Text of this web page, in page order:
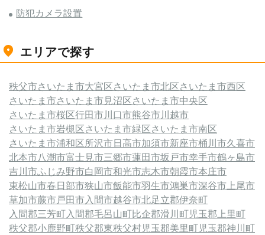
防犯カメラ設置
エリアで探す
秩父市さいたま市大宮区さいたま市北区さいたま市西区
さいたま市さいたま市見沼区さいたま市中央区
さいたま市桜区行田市川口市熊谷市川越市
さいたま市岩槻区さいたま市緑区さいたま市南区
さいたま市浦和区所沢市日高市加須市新座市桶川市久喜市
北本市八潮市富士見市三郷市蓮田市坂戸市幸手市鶴ヶ島市
吉川市ふじみ野市白岡市和光市志木市朝霞市本庄市
東松山市春日部市狭山市飯能市羽生市鴻巣市深谷市上尾市
草加市蕨市戸田市入間市越谷市北足立郡伊奈町
入間郡三芳町入間郡毛呂山町比企郡滑川町児玉郡上里町
秩父郡小鹿野町秩父郡東秩父村児玉郡美里町児玉郡神川町